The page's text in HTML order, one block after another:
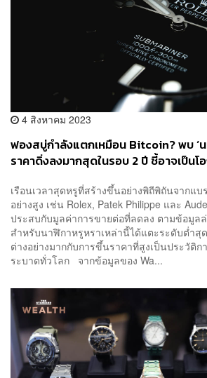
4 สิงหาคม 2023
ฟองสบู่กำลังแตกเหมือน Bitcoin? พบ ‘
ราคาดิ่งลงมากสุดในรอบ 2 ปี ชี้อาจเป็นโ
เรือนเวลาสุดหรูที่สร้างขึ้นอย่างพิถีพิถันจากแ
อย่างสูง เช่น Rolex, Patek Philippe และ
ประสบกับมูลค่าการขายต่อที่ลดลง ตามข้อมูล
สำหรับนาฬิกาหรูหราเหล่านี้ได้แตะระดับต่ำสุ
ต่างอย่างมากกับการขึ้นราคาที่สูงเป็นประวัติ
ระบาดทั่วโลก จากข้อมูลของ Wa...